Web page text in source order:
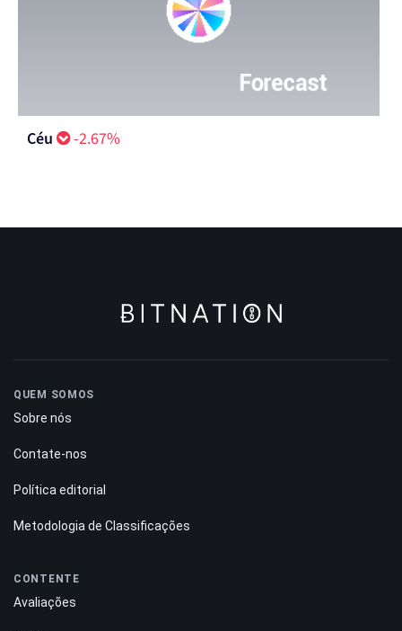
Céu -2.67%
QUEM SOMOS
Sobre nós
Contate-nos
Política editorial
Metodologia de Classificações
CONTENTE
Avaliações